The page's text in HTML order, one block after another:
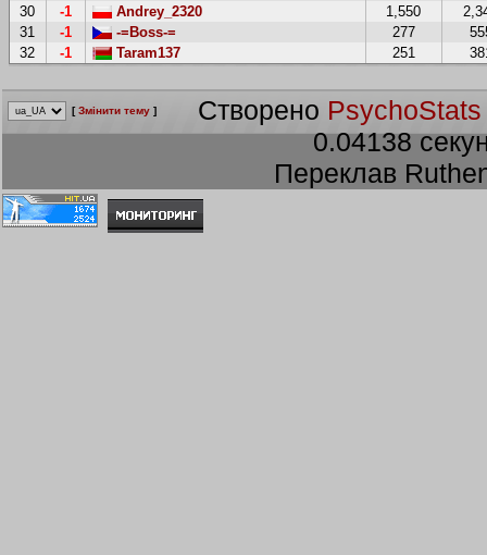
30
-1 Andrey_2320 1,550
31
-1 -=Boss-= 277
32
-1 Taram137 251
[Змінити тему ] Створено
0.04138
Переклав